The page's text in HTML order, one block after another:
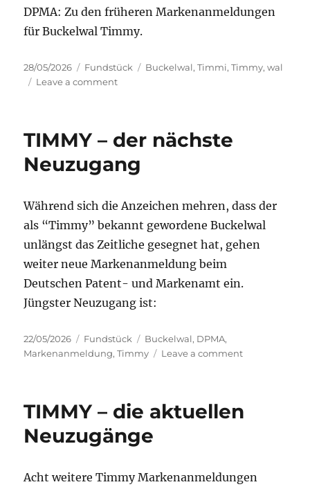
DPMA: Zu den früheren Markenanmeldungen
für Buckelwal Timmy.
Posted
on
28/05/2026 Categories
Fundstück Tags
Buckelwal,Timmi,Timmy,wal
Leave a commenton
nächsten
TIMMY – der nächste
Neuzugang
Während sich die Anzeichen mehren, dass der
als “Timmy” bekannt gewordene Buckelwal
unlängst das Zeitliche gesegnet hat, gehen
weiter neue Markenanmeldung beim
Deutschen Patent- und Markenamt ein.
Jüngster Neuzugang ist:
Posted
on
22/05/2026 Categories
Fundstück Tags
Buckelwal, DPMA,
Markenanmeldung,Timmy Leave a commenton
nächste
TIMMY – die aktuellen
Neuzugänge
Acht weitere Timmy Markenanmeldungen